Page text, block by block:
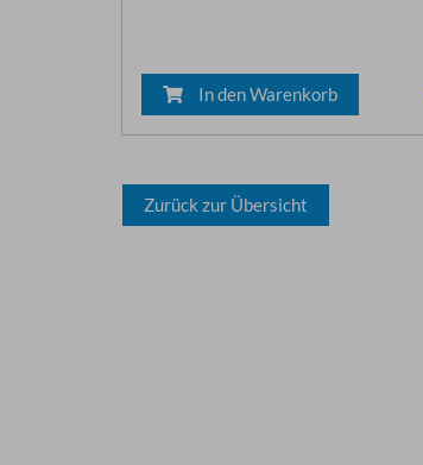
In den Warenkorb
Zurück zur Übersicht